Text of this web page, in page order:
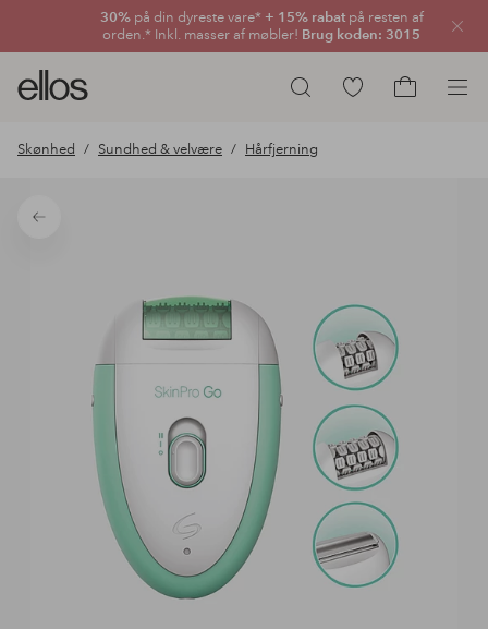
30% på din dyreste vare* + 15% rabatpå resten af
orden.* Inkl. masser af møbler! Brug koden: 3015 Luk
Søg
Ellos
logo
gå
forsiden
Gå
Skønhed Sundhed & velvære Hårfjerning
Tilbage